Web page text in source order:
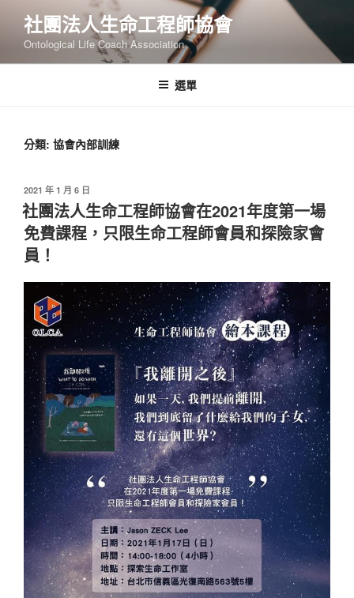
要
社團法人生命工程師協會
Ontological Life Coach Association
選單
分類: 協會內部訓練
發
佈
於
2021 年 1 月 6 日
社團法人生命工程師協會在2021年度第一場
免費課程，只限生命工程師會員和探險家會
員！